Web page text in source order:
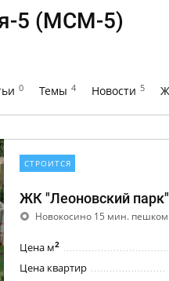
5 (МСМ-5)
0 Темы 4 Новости 5
СТРОИТСЯ
ЖК "Леоновский парк"
Новокосино 15 мин.
Цена м2
Цена квартир